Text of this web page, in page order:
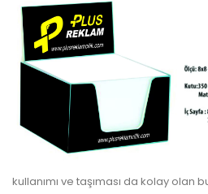
kullanımı ve taşıması da kolay olan